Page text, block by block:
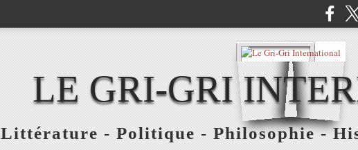
LE GRI-GRI
Littérature - Politique - Philosophie -